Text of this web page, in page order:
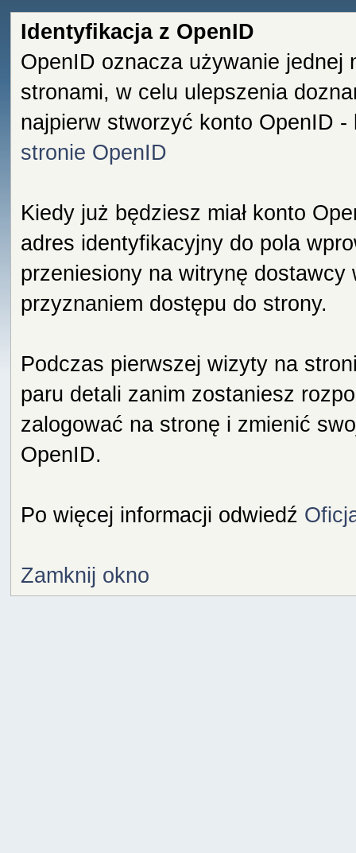
Identyfikacja z OpenID
OpenID oznacza używanie
stronami, w celu ulepszenia
najpierw stworzyć konto OpenID
stronie OpenID
Kiedy już będziesz miał konto
adres identyfikacyjny do pola
przeniesiony na witrynę
przyznaniem dostępu do strony.
Podczas pierwszej wizyty na
paru detali zanim zostaniesz
zalogować na stronę i zmienić
OpenID.
Po więcej informacji odwiedź
Zamknij okno